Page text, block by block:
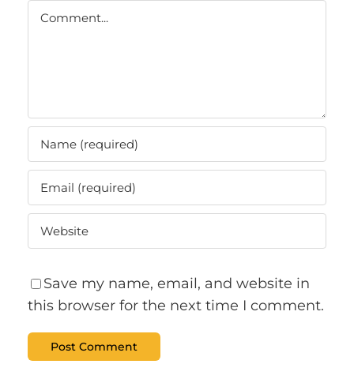
Comment
Save my name, email, and website in
this browser for the next time I comment.